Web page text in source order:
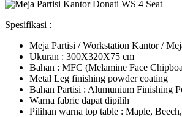
Spesifikasi :
Meja Partisi / Workstation Kantor /
Ukuran : 300X320X75 cm
Bahan : MFC (Melamine Face
Metal Leg finishing powder coating
Bahan Partisi : Alumunium Finishing
Warna fabric dapat dipilih
Pilihan warna top table : Maple,